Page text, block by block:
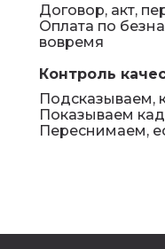
Договор, акт,
Оплата по
вовремя
Контроль
Подсказываем,
Показываем
Переснимаем,